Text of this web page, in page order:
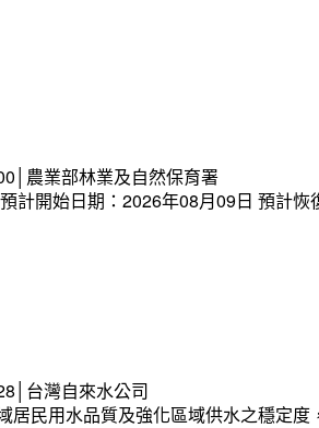
農業部林業及自然保育署
計開始日期：2026年08月09日 預計
台灣自來水公司
居民用水品質及強化區域供水之穩定